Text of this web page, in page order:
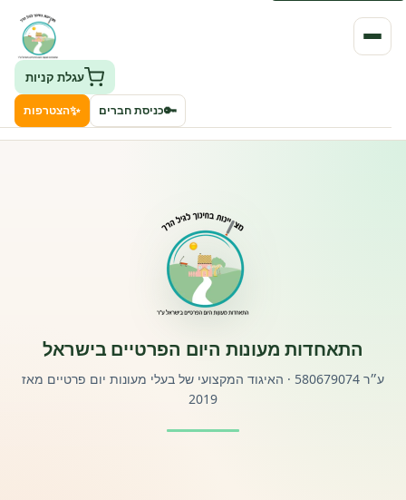
פורטל לוח מודעות דרושים עובדים
עגלת קניות
🔑כניסת חברים ✨הצטרפות
התאחדות מעונות היום הפרטיים בישראל
ע״ר 580679074 · האיגוד המקצועי של בעלי מעונות יום פרטיים מאז
2019